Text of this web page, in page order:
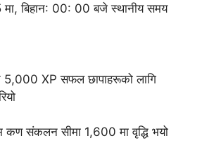
बिहान: 00: 00 बजे स्थानीय समय
5,000 XP सफल छापाहरूको लागि
संकलन सीमा 1,600 मा वृद्धि भयो